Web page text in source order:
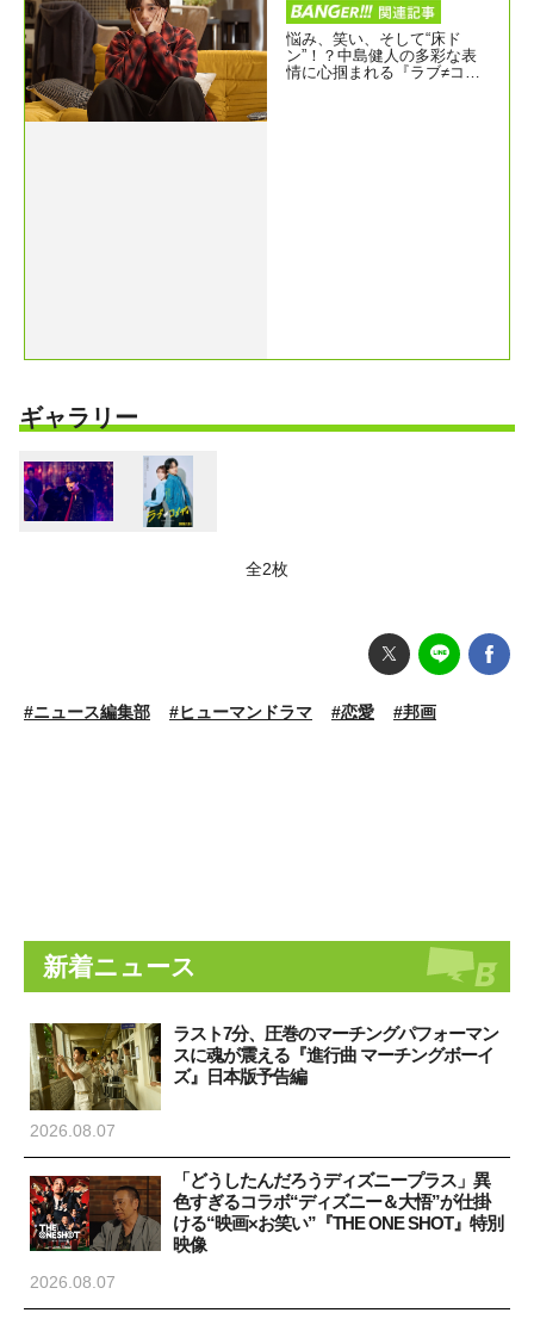
悩み、笑い、そして“床ド
ン”！？中島健人の多彩な表
情に心掴まれる『ラブ≠コメ
ギャラリー
全2枚
#ニュース編集部 #ヒューマンドラマ #恋愛 #邦画
新着ニュース
ラスト7分、圧巻のマーチングパフォーマン
スに魂が震える『進行曲 マーチングボーイ
ズ』日本版予告編
2026.08.07
「どうしたんだろうディズニープラス」異
色すぎるコラボ“ディズニー＆大悟”が仕掛
ける“映画×お笑い”『THE ONE SHOT』特別
映像
2026.08.07